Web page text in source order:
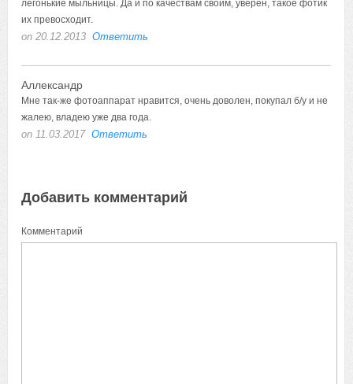
легонькие мыльницы. Да и по качествам своим, уверен, такое фотик
их превосходит.
on 20.12.2013 Ответить
Аллександр
Мне так-же фотоаппарат нравится, очень доволен, покупал б/у и не
жалею, владею уже два года.
on 11.03.2017 Ответить
Добавить комментарий
Комментарий